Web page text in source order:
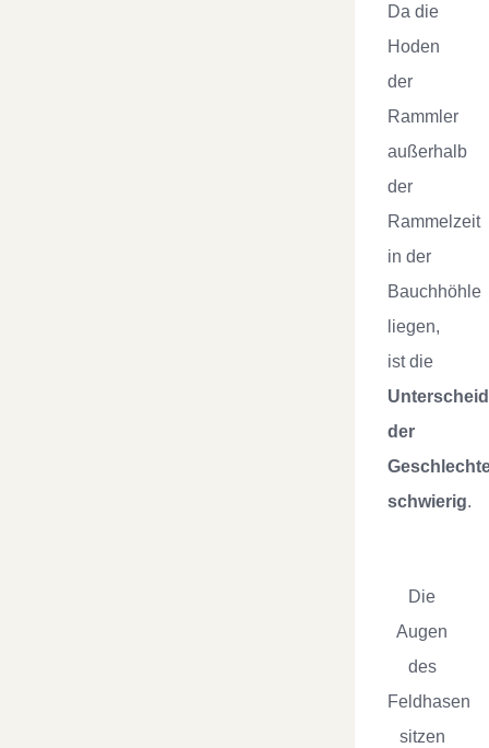
Da die
Hoden
der
Rammler
außerhalb
der
Rammelzeit
in der
Bauchhöhle
liegen,
ist die
der
schwierig.
Die
Augen
des
Feldhasen
sitzen